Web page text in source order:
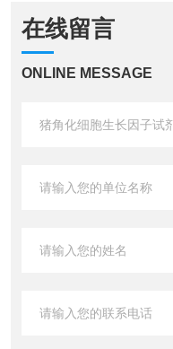
在线留言
ONLINE MESSAGE